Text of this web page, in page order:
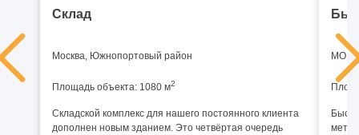
Склад
Москва, Южнопортовый район
Площадь объекта: 1080 м2
Складской комплекс для нашего постоянного клиента
дополнен новым зданием. Это четвёртая очередь
МО,